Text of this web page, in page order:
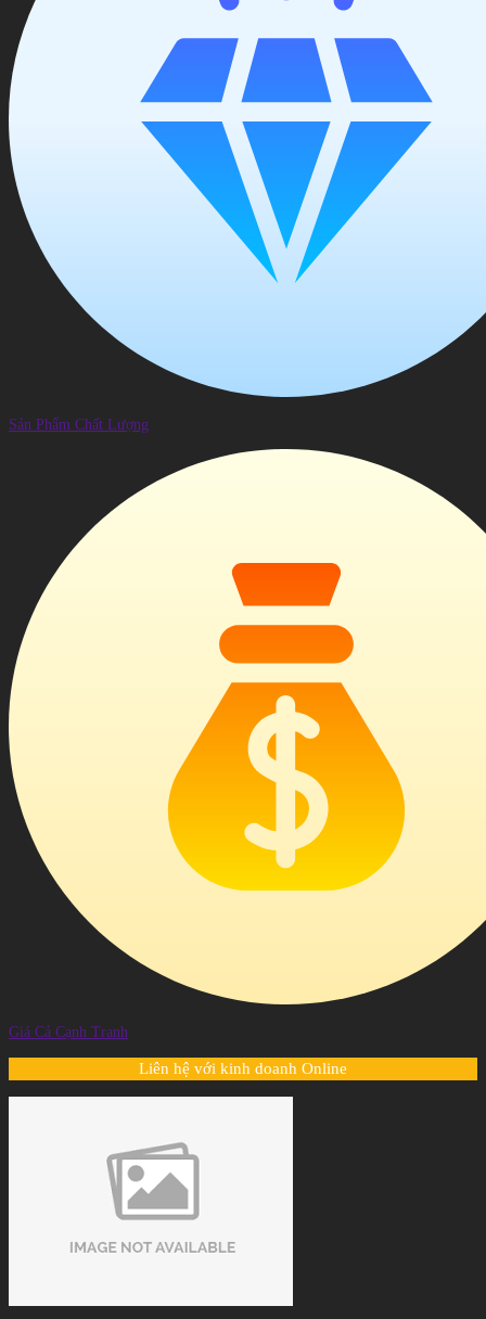
Sản Phẩm Chất Lượng
Giá Cả Cạnh Tranh
Liên hệ với kinh doanh Online